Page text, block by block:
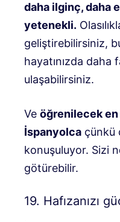
daha ilginç, daha
yetenekli.
geliştirebilirsiniz,
hayatınızda daha
ulaşabilirsiniz.
Ve öğrenilecek
İspanyolca çünkü
konuşuluyor. Sizi
götürebilir.
19. Hafızanızı